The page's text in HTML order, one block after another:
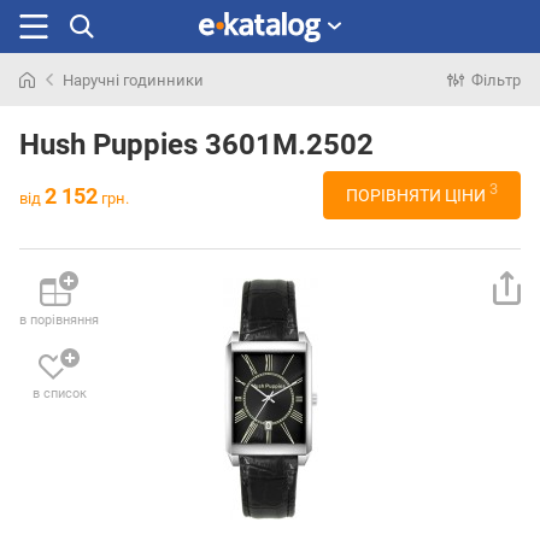
раніше
Наручні годинники Фільтр
Hush Puppies 3601M.2502
від 2 152 грн. ПОРІВНЯТИ ЦІНИ 3
в порівняння
в список